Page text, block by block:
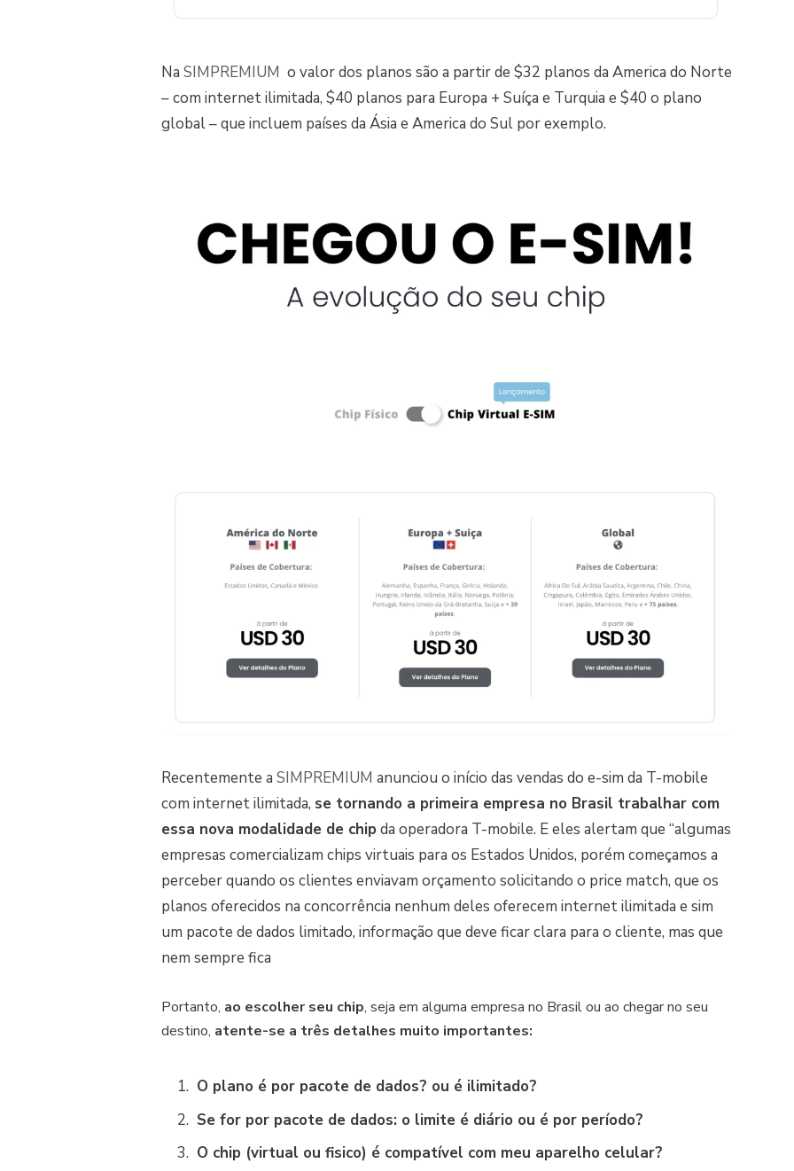
Na SIMPREMIUM o valor dos planos são a partir de $32 planos da America do Norte
– com internet ilimitada, $40 planos para Europa + Suíça e Turquia e $40 o plano
global – que incluem países da Ásia e America do Sul por exemplo.
Recentemente a SIMPREMIUM anunciou o início das vendas do e-sim da T-mobile
com internet ilimitada, se tornando a primeira empresa no Brasil trabalhar com
essa nova modalidade de chip da operadora T-mobile. E eles alertam que “algumas
empresas comercializam chips virtuais para os Estados Unidos, porém começamos a
perceber quando os clientes enviavam orçamento solicitando o price match, que os
planos oferecidos na concorrência nenhum deles oferecem internet ilimitada e sim
um pacote de dados limitado, informação que deve ficar clara para o cliente, mas que
nem sempre fica
Portanto, ao escolher seu chip, seja em alguma empresa no Brasil ou ao chegar no seu
destino, atente-se a três detalhes muito importantes:
O plano é por pacote de dados? ou é ilimitado?
Se for por pacote de dados: o limite é diário ou é por período?
O chip (virtual ou fisico) é compatível com meu aparelho celular?